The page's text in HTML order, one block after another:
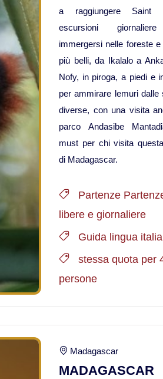
a raggiungere Saint
escursioni
immergersi nelle foreste e
più belli, da Ikalalo a
Nofy, in piroga, a piedi e
per ammirare lemuri dalle
diverse, con una visita
parco Andasibe
must per chi visita
di Madagascar.
Partenze
libere e giornaliere
Guida lingua
stessa quota per
persone
Madagascar
MADAGASCAR